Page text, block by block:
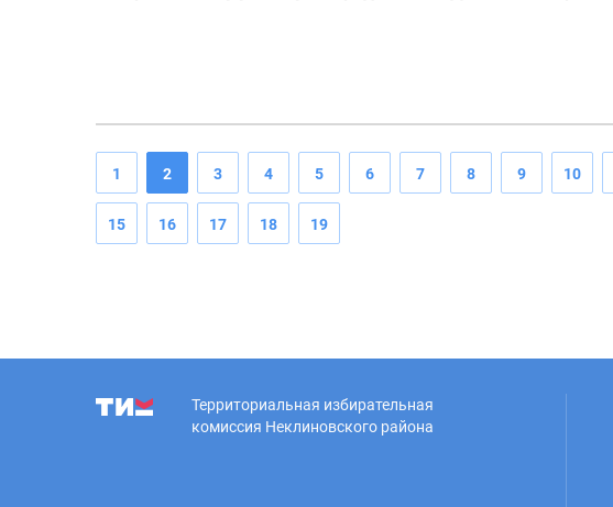
1 2 3 4 5 6 7 8 9 10
15 16 17 18 19
Территориальная избирательная
комиссия Неклиновского района